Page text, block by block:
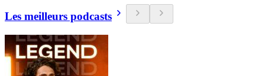
Les meilleurs podcasts